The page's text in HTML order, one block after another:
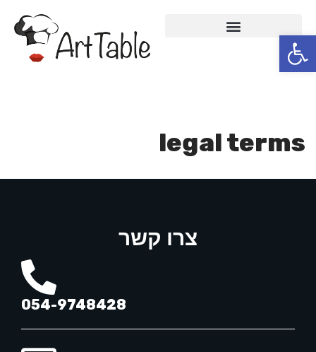
פתח סרגל נגישות
Skip
to
content
legal terms
צרו קשר
054-9748428